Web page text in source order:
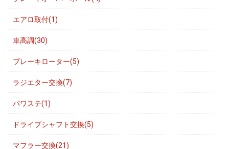
エアロ取付(1)
車高調(30)
ブレーキローター(5)
ラジエター交換(7)
パワステ(1)
ドライブシャフト交換(5)
マフラー交換(21)